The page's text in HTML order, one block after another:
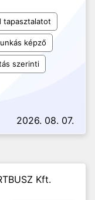
tapasztalatot
képző
szerinti
2026. 08. 07.
Kft.